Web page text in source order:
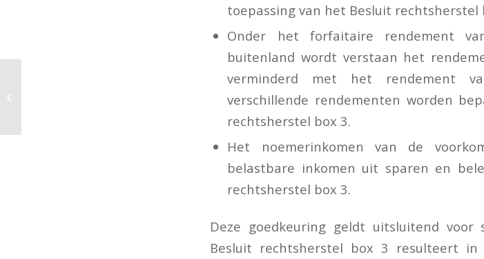
toepassing van het Besluit rechtsherstel
Onder het forfaitaire rendement
buitenland wordt verstaan het
verminderd met het rendement
verschillende rendementen worden
rechtsherstel box 3.
Het noemerinkomen van de
belastbare inkomen uit sparen en
rechtsherstel box 3.
Deze goedkeuring geldt uitsluitend
Besluit rechtsherstel box 3 resulteert